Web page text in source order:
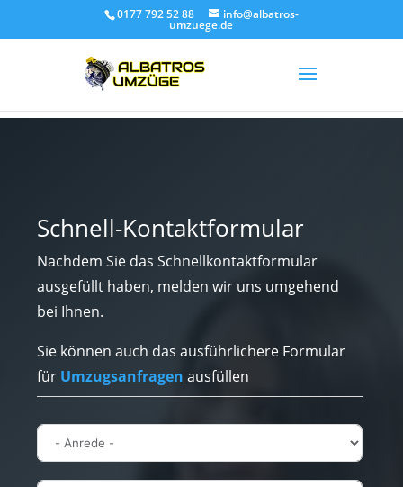
0177 792 52 88 info@albatros-
umzuege.de
Schnell-Kontaktformular
Nachdem Sie das Schnellkontaktformular
ausgefüllt haben, melden wir uns umgehend
bei Ihnen.
Sie können auch das ausführlichere Formular
für Umzugsanfragen ausfüllen